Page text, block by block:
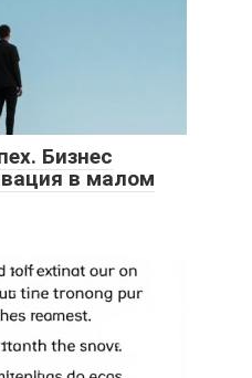
Бизнес
в малом